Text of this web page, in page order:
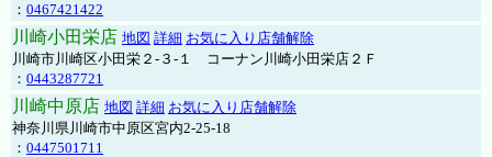
： 0467421422
川崎小田栄店 地図 詳細 お気に入り店舗解除
川崎市川崎区小田栄２‐３‐１ コーナン川崎小田栄店２Ｆ
： 0443287721
川崎中原店 地図 詳細 お気に入り店舗解除
神奈川県川崎市中原区宮内2-25-18
： 0447501711